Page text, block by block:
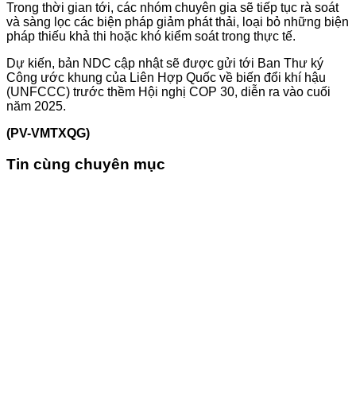
Trong thời gian tới, các nhóm chuyên gia sẽ tiếp tục rà soát
và sàng lọc các biện pháp giảm phát thải, loại bỏ những biện
pháp thiếu khả thi hoặc khó kiểm soát trong thực tế.
Dự kiến, bản NDC cập nhật sẽ được gửi tới Ban Thư ký
Công ước khung của Liên Hợp Quốc về biến đổi khí hậu
(UNFCCC) trước thềm Hội nghị COP 30, diễn ra vào cuối
năm 2025.
(PV-VMTXQG)
Tin cùng chuyên mục